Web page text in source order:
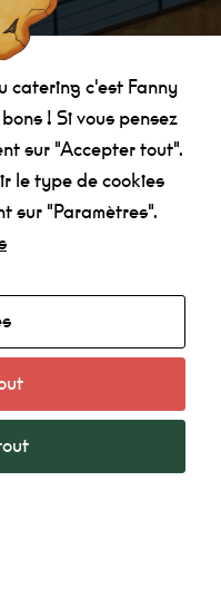
des
politique de
catering c'est Fanny
! Si vous pensez
sur "Accepter tout".
le type de cookies
sur "Paramètres".